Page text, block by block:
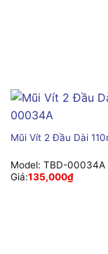
Mũi Vít 2 Đầu Dài
Model: TBD-00034A
Giá:135,000₫